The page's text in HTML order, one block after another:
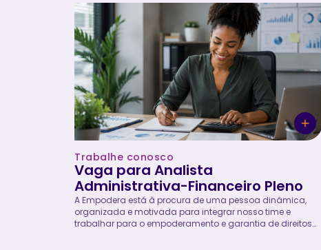
atividades esportivas e processos educativos que visam
o desenvolvimento de habilidades fundamentais para o
empoderamento de meninas. Ela atuará no projeto Uma
Vitória Leva à Outra e irá planejar e conduzir jogos lúdicos
e atividades esportivas com adolescentes em áreas
vulnerabilizadas no município do Rio de Janeiro. ...
Trabalhe conosco
Vaga para Analista
Administrativa-Financeiro Pleno
A Empodera está à procura de uma pessoa dinâmica,
organizada e motivada para integrar nosso time e
trabalhar para o empoderamento e garantia de direitos